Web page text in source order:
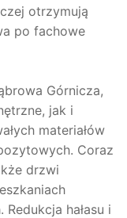
otrzymują
po fachowe
Górnicza,
jak i
materiałów
Coraz
drzwi
hałasu i